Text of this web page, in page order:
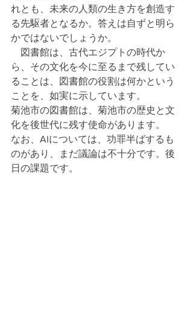
れとも、未来の人類の生き方を創造す
る先駆者となるか。答えは自ずと明ら
かではないでしょうか。
ら、その文化を今に至るまで残してい
ることは、図書館の役割は何かという
ことを、如実に示しています。
菊池市の図書館は、菊池市の歴史と文
化を後世代に残す使命があります。
なお、AIについては、功罪半ばするも
のがあり、まだ議論は不十分です。後
日の課題です。